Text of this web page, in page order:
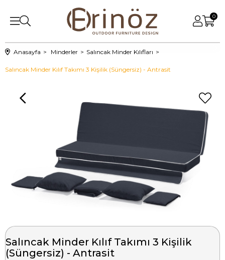
0
Anasayfa Minderler Salıncak Minder Kılıfları
Salıncak Minder Kılıf Takımı 3 Kişilik (Süngersiz) - Antrasit
Salıncak Minder Kılıf Takımı 3 Kişilik
(Süngersiz) - Antrasit